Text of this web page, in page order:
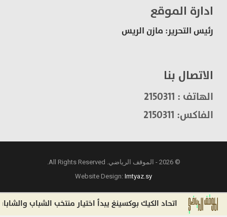
ادارة الموقع
رئيس التحرير: مازن الريس
الاتصال بنا
الهاتف : 2150311
الفاكس: 2150311
© 2026 - الموقف الرياضي. All Rights Reserved.
Website Design:Imtyaz.sy
اتحاد الكيك بوكسينغ يبدأ اختيار منتخب الشباب والشابات